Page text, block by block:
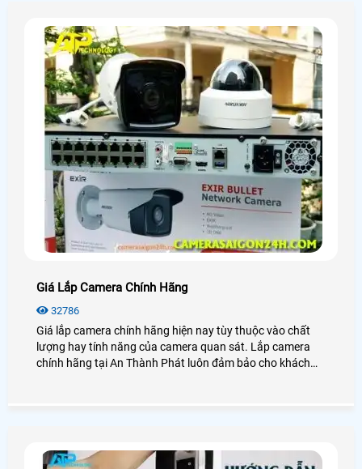
Giá Lắp Camera Chính Hãng
32786
Giá lắp camera chính hãng hiện nay tùy thuộc vào chất
lượng hay tính năng của camera quan sát. Lắp camera
chính hãng tại An Thành Phát luôn đảm bảo cho khách